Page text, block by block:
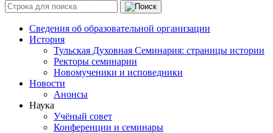
Сведения об образовательной организации
История
Тульская Духовная Семинария: страницы истории
Ректоры семинарии
Новомученики и исповедники
Новости
Анонсы
Наука
Учёный совет
Конференции и семинары